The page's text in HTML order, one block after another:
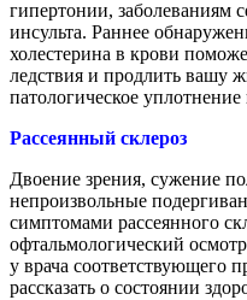
гипертонии, заболеваниям
инсульта. Раннее
холестерина в крови
ледствия и продлить вашу
патологическое
Рассеянный склероз
Двоение зрения, сужение
непроизволь­ные
симптомами рассеянного
офтальмологический
у вра­ча соответствующего
рассказать о состоянии